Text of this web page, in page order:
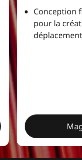
Conception
pour la
déplacement